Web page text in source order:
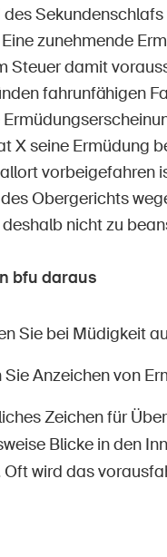
zunehmende
Steuer damit
fahrunfähigen
X seine Ermüdung
vorbeigefahren
Obergerichts
nicht zu
bfu daraus
Sie bei Müdigkeit
Sie Anzeichen von
Zeichen für
Blicke in den
Oft wird das